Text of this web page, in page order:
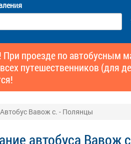
При проезде по автобусным
путешественников (для
Автобус Вавож с. - Полянцы
автобуса Вавож